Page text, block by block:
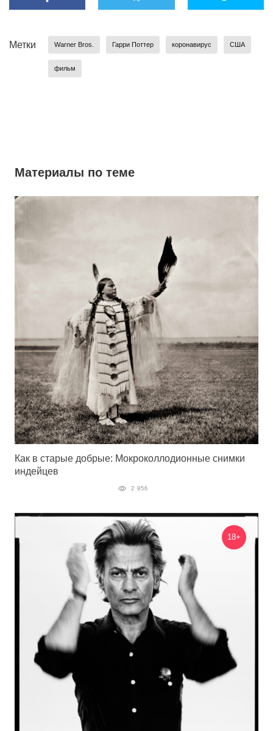
Метки Warner Bros. Гарри Поттер коронавирус США
фильм
Материалы по теме
Как в старые добрые: Мокроколлодионные снимки
индейцев
2 956
18+